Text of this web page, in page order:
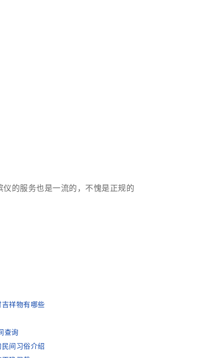
的服务也是一流的，不愧是正规的
祥物有哪些
查询
间习俗介绍